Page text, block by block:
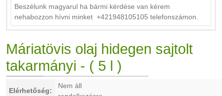
Beszélunk magyarul ha bármi kérdése van kérem
nehabozzon hívni minket +421948105105 telefonszámon.
Máriatövis olaj hidegen sajtolt
takarmányi - ( 5 l )
Elérhetőség:
Nem áll